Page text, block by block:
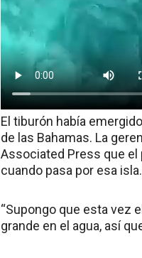
El tiburón había
de las Bahamas. La
Associated Press que el
cuando pasa por esa
“Supongo que esta vez
grande en el agua, así